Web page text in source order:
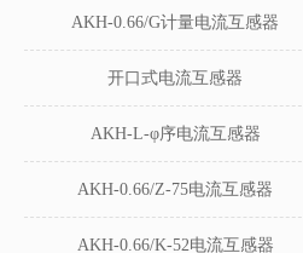
AKH-0.66/G计量电流互感器
开口式电流互感器
AKH-L-φ序电流互感器
AKH-0.66/Z-75电流互感器
AKH-0.66/K-52电流互感器